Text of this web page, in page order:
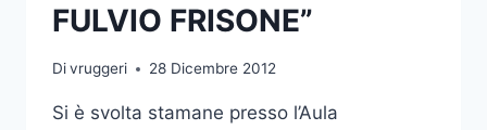
FULVIO FRISONE”
Divruggeri 28 Dicembre 2012
Si è svolta stamane presso l’Aula